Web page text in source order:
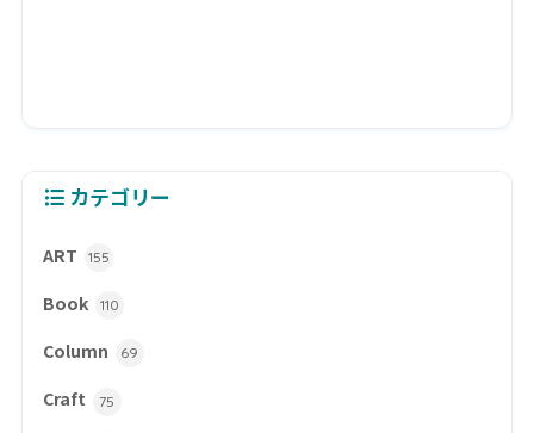
カテゴリー
ART 155
Book 110
Column 69
Craft 75